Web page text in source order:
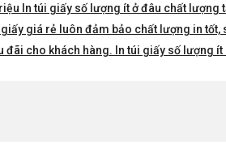
In túi giấy số lượng ít ở đâu chất lượng
giá rẻ luôn đảm bảo chất lượng in tốt,
cho khách hàng. In túi giấy số lượng ít